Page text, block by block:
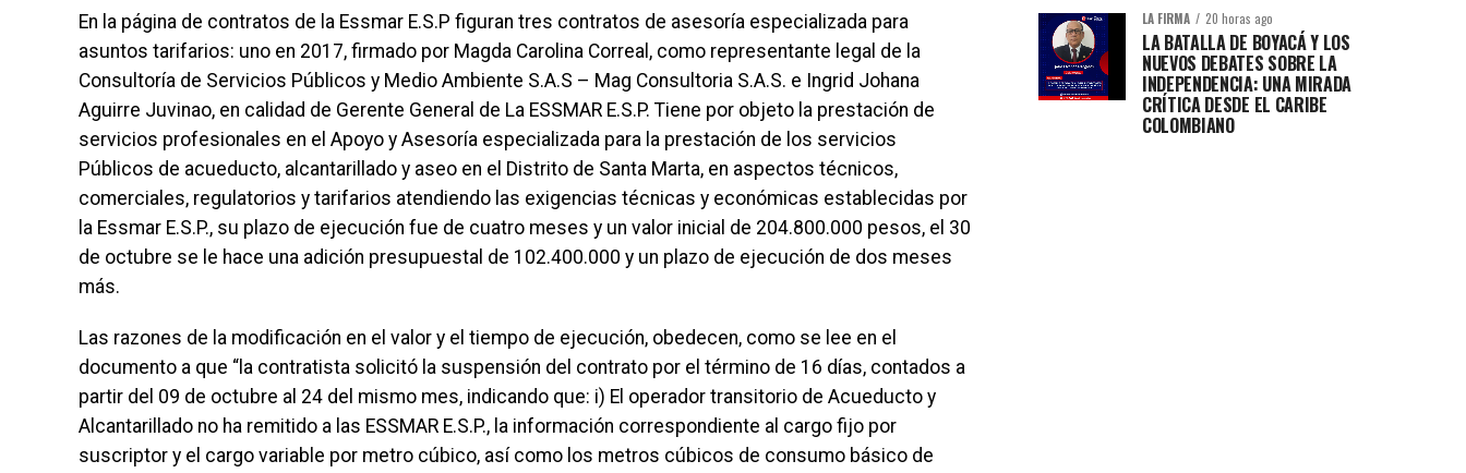
En la página de contratos de la Essmar E.S.P figuran tres contratos de asesoría especializada para
asuntos tarifarios: uno en 2017, firmado por Magda Carolina Correal, como representante legal de la
Consultoría de Servicios Públicos y Medio Ambiente S.A.S – Mag Consultoria S.A.S. e Ingrid Johana
Aguirre Juvinao, en calidad de Gerente General de La ESSMAR E.S.P. Tiene por objeto la prestación de
servicios profesionales en el Apoyo y Asesoría especializada para la prestación de los servicios
Públicos de acueducto, alcantarillado y aseo en el Distrito de Santa Marta, en aspectos técnicos,
comerciales, regulatorios y tarifarios atendiendo las exigencias técnicas y económicas establecidas por
la Essmar E.S.P., su plazo de ejecución fue de cuatro meses y un valor inicial de 204.800.000 pesos, el 30
de octubre se le hace una adición presupuestal de 102.400.000 y un plazo de ejecución de dos meses
más.
Las razones de la modificación en el valor y el tiempo de ejecución, obedecen, como se lee en el
documento a que “la contratista solicitó la suspensión del contrato por el término de 16 días, contados a
partir del 09 de octubre al 24 del mismo mes, indicando que: i) El operador transitorio de Acueducto y
Alcantarillado no ha remitido a las ESSMAR E.S.P., la información correspondiente al cargo fijo por
suscriptor y el cargo variable por metro cúbico, así como los metros cúbicos de consumo básico de
LA FIRMA 20 horas ago
LA BATALLA DE BOYACÁ Y LOS
NUEVOS DEBATES SOBRE LA
INDEPENDENCIA: UNA MIRADA
CRÍTICA DESDE EL CARIBE
COLOMBIANO